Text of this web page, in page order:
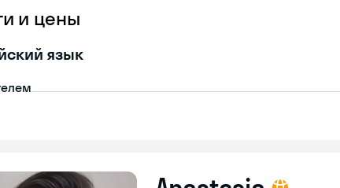
и цены
язык